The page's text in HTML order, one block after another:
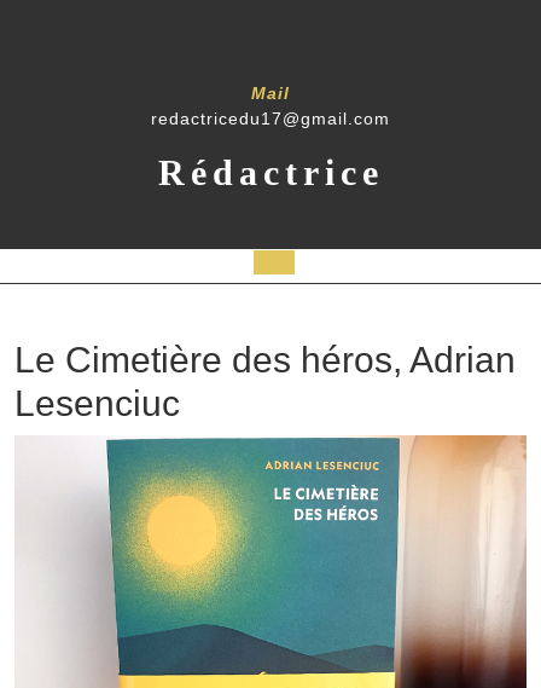
Mail
redactricedu17@gmail.com
Rédactrice
Le Cimetière des héros, Adrian
Lesenciuc